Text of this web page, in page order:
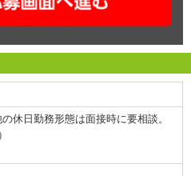
休日勤務形態は面接時に要相談。